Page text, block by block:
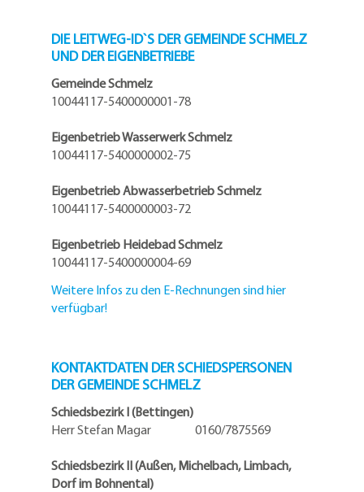
DIE LEITWEG-ID`S DER GEMEINDE SCHMELZ
UND DER EIGENBETRIEBE
Gemeinde Schmelz
10044117-5400000001-78
Eigenbetrieb Wasserwerk Schmelz
10044117-5400000002-75
Eigenbetrieb Abwasserbetrieb Schmelz
10044117-5400000003-72
Eigenbetrieb Heidebad Schmelz
10044117-5400000004-69
Weitere Infos zu den E-Rechnungen sind hier
verfügbar!
KONTAKTDATEN DER SCHIEDSPERSONEN
DER GEMEINDE SCHMELZ
Schiedsbezirk I (Bettingen)
Herr Stefan Magar 0160/7875569
Schiedsbezirk II (Außen, Michelbach, Limbach,
Dorf im Bohnental)